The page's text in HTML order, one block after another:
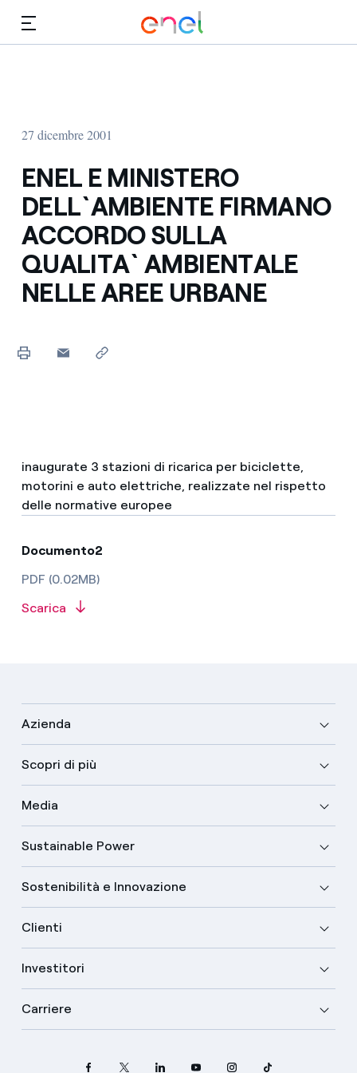
27 dicembre 2001
ENEL E MINISTERO
DELL`AMBIENTE FIRMANO
ACCORDO SULLA
QUALITA` AMBIENTALE
NELLE AREE URBANE
inaugurate 3 stazioni di ricarica per biciclette,
motorini e auto elettriche, realizzate nel rispetto
delle normative europee
Documento2
PDF (0.02MB)
Scarica
Azienda
Scopri di più
Media
Sustainable Power
Sostenibilità e Innovazione
Clienti
Investitori
Carriere